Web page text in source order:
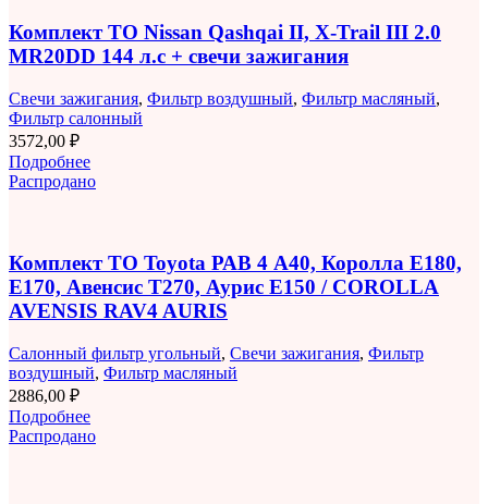
Комплект ТО Nissan Qashqai II, X-Trail III 2.0
MR20DD 144 л.с + свечи зажигания
Свечи зажигания, Фильтр воздушный, Фильтр масляный,
Фильтр салонный
3572,00 ₽
Подробнее
Распродано
Комплект ТО Toyota РАВ 4 A40, Королла E180,
E170, Авенсис T270, Аурис E150 / COROLLA
AVENSIS RAV4 AURIS
Салонный фильтр угольный, Свечи зажигания, Фильтр
воздушный, Фильтр масляный
2886,00 ₽
Подробнее
Распродано